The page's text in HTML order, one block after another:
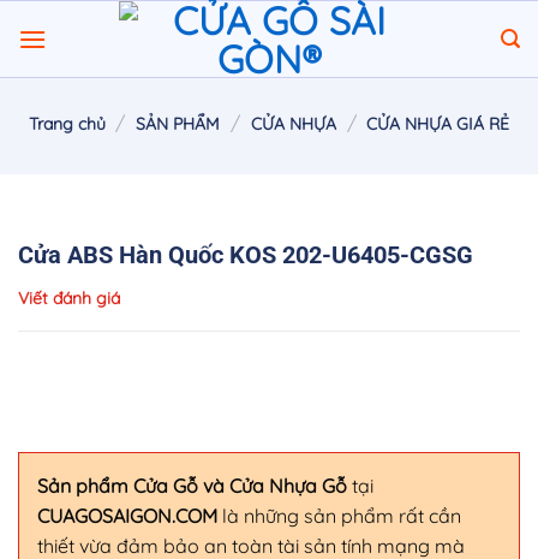
đến
nội
Trang chủ / SẢN PHẨM / CỬA NHỰA / CỬA NHỰA GIÁ RẺ
Cửa ABS Hàn Quốc KOS 202-U6405-CGSG
Viết đánh giá
Sản phẩm Cửa Gỗ và Cửa Nhựa Gỗ tại
CUAGOSAIGON.COM là những sản phẩm rất cần
thiết vừa đảm bảo an toàn tài sản tính mạng mà